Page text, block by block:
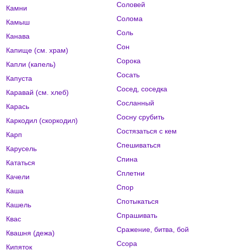
Камни
Камыш
Канава
Капище (см. храм)
Капли (капель)
Капуста
Каравай (см. хлеб)
Карась
Каркодил (скоркодил)
Карп
Карусель
Кататься
Качели
Каша
Кашель
Квас
Квашня (дежа)
Кипяток
Соловей
Солома
Соль
Сон
Сорока
Сосать
Сосед, соседка
Сосланный
Сосну срубить
Состязаться с кем
Спешиваться
Спина
Сплетни
Спор
Спотыкаться
Спрашивать
Сражение, битва, бой
Ссора